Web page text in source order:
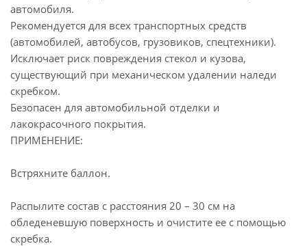
автомобиля.
Рекомендуется для всех транспортных средств
(автомобилей, автобусов, грузовиков, спецтехники).
Исключает риск повреждения стекол и кузова,
существующий при механическом удалении наледи
скребком.
Безопасен для автомобильной отделки и
лакокрасочного покрытия.
ПРИМЕНЕНИЕ:
Встряхните баллон.
Распылите состав с расстояния 20 – 30 см на
обледеневшую поверхность и очистите ее с помощью
скребка.